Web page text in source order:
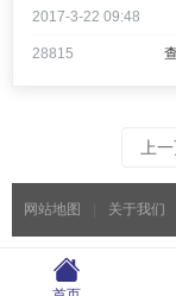
心观点是央行降
示了风险，认为研
2017-3-22 09:48
28815
上
网站地图 关于我们